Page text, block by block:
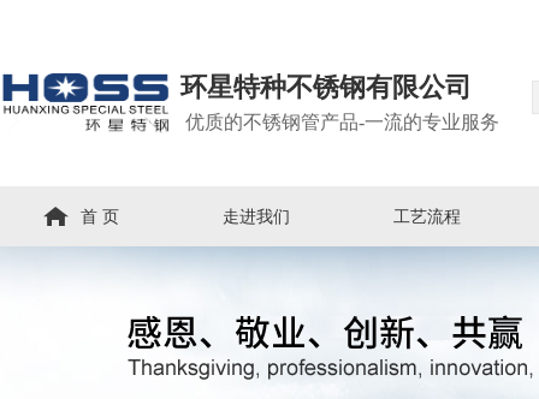
环星特种不锈钢有限公司
优质的不锈钢管产品-一流的专业服务
首 页 走进我们 工艺流程